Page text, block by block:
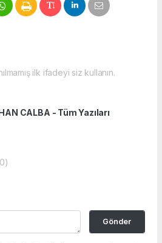
ilk ifadeyi siz kullanın.
CALBA - Tüm Yazıları
Gönder